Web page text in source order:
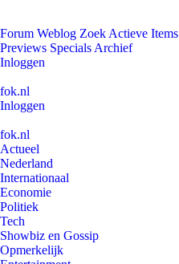
Forum Weblog Zoek Actieve Items
Previews Specials Archief
Inloggen
fok.nl
Inloggen
fok.nl
Actueel
Nederland
Internationaal
Economie
Politiek
Tech
Showbiz en Gossip
Opmerkelijk